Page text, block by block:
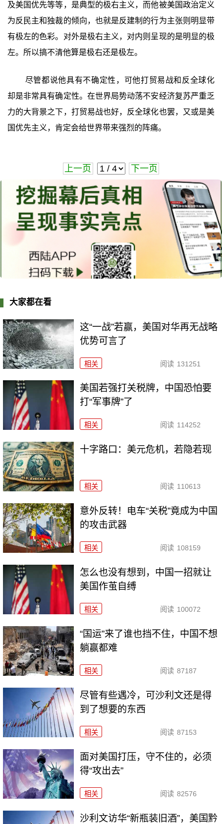
及美国优先等等，是典型的极右主义，而他被美国政治定义
为反民主和独裁的倾向，也就是反建制的行为主张则明显带
有极左的色彩。对外是极右主义，对内则呈现的是明显的极
左。所以搞不清他算是极右还是极左。
尽管都说他具有不确定性，可他打贸易战和反全球化
却是非常具有确定性。在世界局势动荡不安经济复苏严重乏
力的大背景之下，打贸易战也好，反全球化也罢，又或是美
国优先主义，肯定会给世界带来强烈的阵痛。
上一页 下一页
大家都在看
这“一战”若赢，美国对华再无战略
优势可言了
相关 阅读 131251
美国若强打关税牌，中国恐怕要
打“军事牌”了
相关 阅读 114252
十字路口：美元危机，若隐若现
相关 阅读 110613
意外反转！电车“关税”竟成为中国
的攻击武器
相关 阅读 108159
怎么也没有想到，中国一招就让
美国作茧自缚
相关 阅读 100072
“国运”来了谁也挡不住，中国不想
躺赢都难
相关 阅读 87187
尽管有些遇冷，可沙利文还是得
到了想要的东西
相关 阅读 87153
面对美国打压，守不住的，必须
得“攻出去”
相关 阅读 82576
沙利文访华“新瓶装旧酒”，美国黔